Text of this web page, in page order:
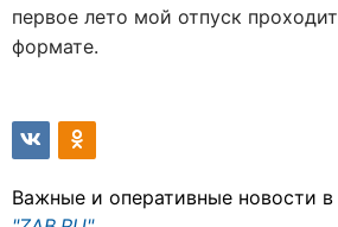
первое лето мой отпуск
формате.
Важные и оперативные новости